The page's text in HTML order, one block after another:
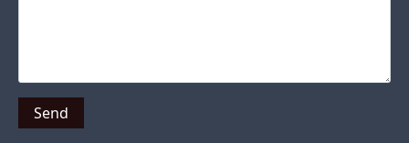
Send